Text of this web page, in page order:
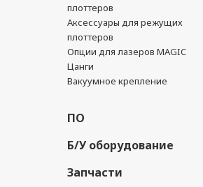
плоттеров
Аксессуары для режущих
плоттеров
Опции для лазеров MAGIC
Цанги
Вакуумное крепление
ПО
Б/У оборудование
Запчасти